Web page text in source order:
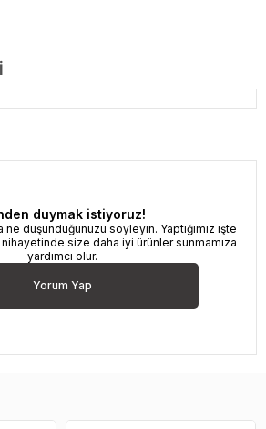
duymak istiyoruz!
ne düşündüğünüzü söyleyin. Yaptığımız işte
size daha iyi ürünler sunmamıza
yardımcı olur.
Yorum Yap